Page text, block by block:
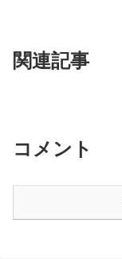
関連記事
コメント